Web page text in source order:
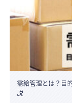
需給管理とは？目
説